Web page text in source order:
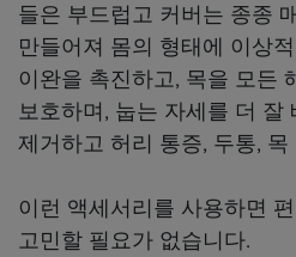
들은 부드럽고 커버는 종종
만들어져 몸의 형태에 이상
이완을 촉진하고, 목을 모든
보호하며, 눕는 자세를 더 잘
제거하고 허리 통증, 두통,
이런 액세서리를 사용하면
고민할 필요가 없습니다.